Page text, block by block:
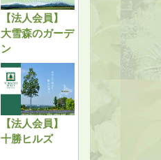
【法人会員】
大雪森のガーデ
ン
【法人会員】
十勝ヒルズ